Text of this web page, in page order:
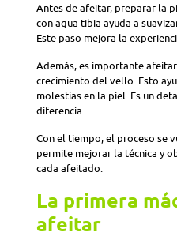
Antes de afeitar, preparar la
con agua tibia ayuda a
Este paso mejora la
Además, es importante
crecimiento del vello. Esto
molestias en la piel. Es un
diferencia.
Con el tiempo, el proceso se
permite mejorar la técnica y
cada afeitado.
La primera
afeitar